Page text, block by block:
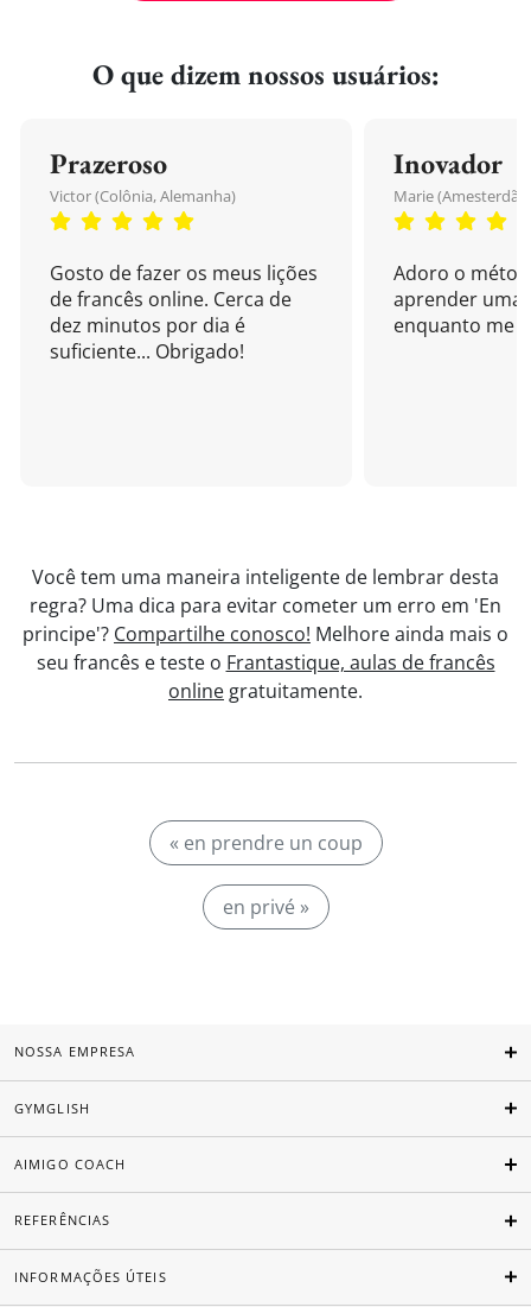
O que dizem nossos usuários:
Prazeroso
Victor (Colônia, Alemanha)
Gosto de fazer os meus lições
de francês online. Cerca de
dez minutos por dia é
suficiente... Obrigado!
Inovador
Marie
Adoro o
aprender uma
enquanto me
Você tem uma maneira inteligente de lembrar desta
regra? Uma dica para evitar cometer um erro em 'En
principe'? Compartilhe conosco! Melhore ainda mais o
seu francês e teste o Frantastique, aulas de francês
online gratuitamente.
« en prendre un coup
en privé »
NOSSA EMPRESA
GYMGLISH
AIMIGO COACH
REFERÊNCIAS
INFORMAÇÕES ÚTEIS